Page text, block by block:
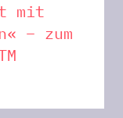
mit
– zum